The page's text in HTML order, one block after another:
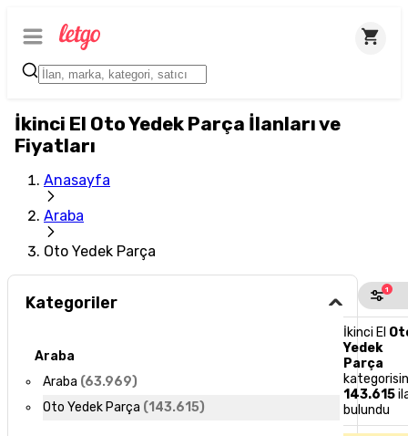
İkinci El Oto Yedek Parça İlanları ve
Fiyatları
Anasayfa
Araba
Oto Yedek Parça
Kategoriler
Araba
Araba (63.969)
Oto Yedek Parça (143.615)
1
İkinci El
Yedek
Parça
143.615
bulundu